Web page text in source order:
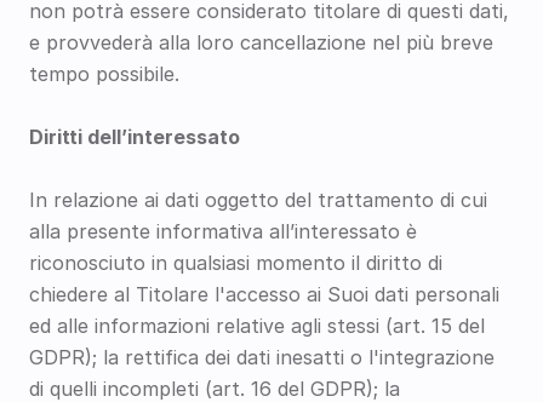
non potrà essere considerato titolare di questi dati,
e provvederà alla loro cancellazione nel più breve
tempo possibile.
Diritti dell’interessato
In relazione ai dati oggetto del trattamento di cui
alla presente informativa all’interessato è
riconosciuto in qualsiasi momento il diritto di
chiedere al Titolare l'accesso ai Suoi dati personali
ed alle informazioni relative agli stessi (art. 15 del
GDPR); la rettifica dei dati inesatti o l'integrazione
di quelli incompleti (art. 16 del GDPR); la